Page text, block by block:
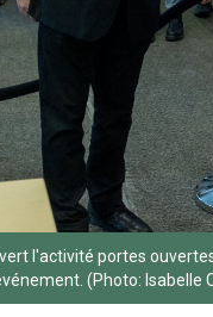
l'activité portes
(Photo: Isabelle